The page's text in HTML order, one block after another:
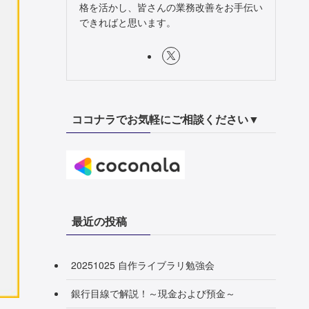
格を活かし、皆さんの業務改善をお手伝い
できればと思います。
ココナラでお気軽にご相談ください▼
最近の投稿
20251025 自作ライブラリ勉強会
銀行目線で解説！～現金および預金～